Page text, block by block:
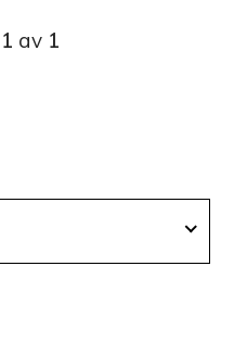
1 av 1